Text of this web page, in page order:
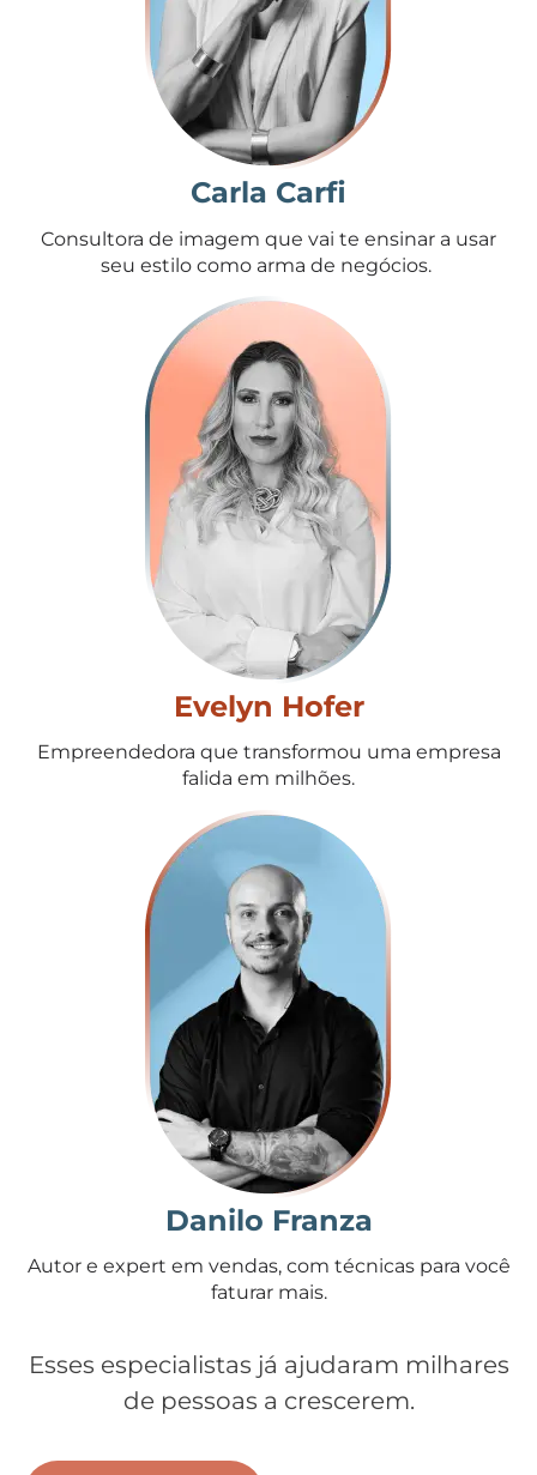
Carla Carfi
Consultora de imagem que vai te ensinar a usar
seu estilo como arma de negócios.
Evelyn Hofer
Empreendedora que transformou uma empresa
falida em milhões.
Danilo Franza
Autor e expert em vendas, com técnicas para você
faturar mais.
Esses especialistas já ajudaram milhares
de pessoas a crescerem.